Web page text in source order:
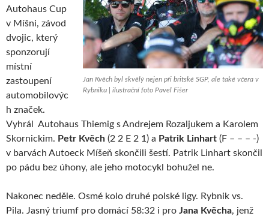
Jan Kvěch byl skvělý nejen při britské SGP, ale také včera v
Rybniku | ilustrační foto Pavel Fišer
Autohaus Cup
v Míšni, závod
dvojic, který
sponzorují
místní
zastoupení
automobilovýc
h značek.
Vyhrál Autohaus Thiemig s Andrejem Rozaljukem a Karolem
Skornickim. Petr Kvěch (2 2 E 2 1) a Patrik Linhart (F – – – -)
v barvách Autoeck Míšeň skončili šestí. Patrik Linhart skončil
po pádu bez úhony, ale jeho motocykl bohužel ne.
Nakonec neděle. Osmé kolo druhé polské ligy. Rybnik vs.
Pila. Jasný triumf pro domácí 58:32 i pro Jana Kvěcha, jenž